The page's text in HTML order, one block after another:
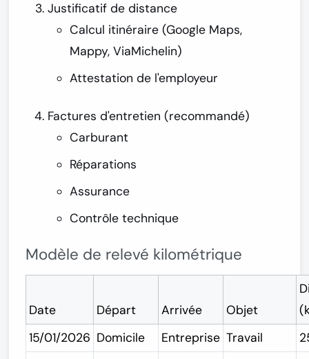
Justificatif de distance
Calcul itinéraire (Google Maps,
Mappy, ViaMichelin)
Attestation de l'employeur
Factures d'entretien (recommandé)
Carburant
Réparations
Assurance
Contrôle technique
Modèle de relevé kilométrique
Date Départ Arrivée Objet
15/01/2026 Domicile Entreprise Travail